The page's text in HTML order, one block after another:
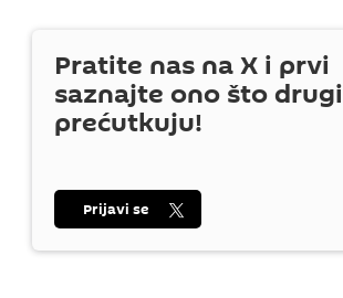
Pratite nas naX i prvi
saznajte ono što drugi
prećutkuju!
Prijavi se